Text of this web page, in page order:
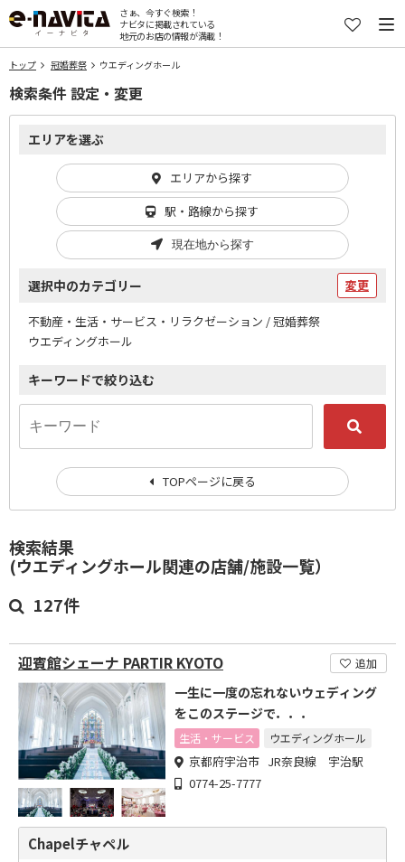
さぁ、今すぐ検索！
ナビタに掲載されている
地元のお店の情報が満載！
トップ 冠婚葬祭 ウエディングホール
検索結果
(ウエディングホール関連の店舗/施設一覧）
127件
迎賓館シェーナ PARTIR KYOTO 追加
一生に一度の忘れないウェディング
をこのステージで．．．
生活・サービス ウエディングホール
京都府宇治市 JR奈良線 宇治駅
0774-25-7777
Chapelチャペル
検索条件 設定・変更
エリアを選ぶ
エリアから探す
駅・路線から探す
現在地から探す
選択中のカテゴリー 変更
不動産・生活・サービス・リラクゼーション / 冠婚葬祭
ウエディングホール
キーワードで絞り込む
TOPページに戻る